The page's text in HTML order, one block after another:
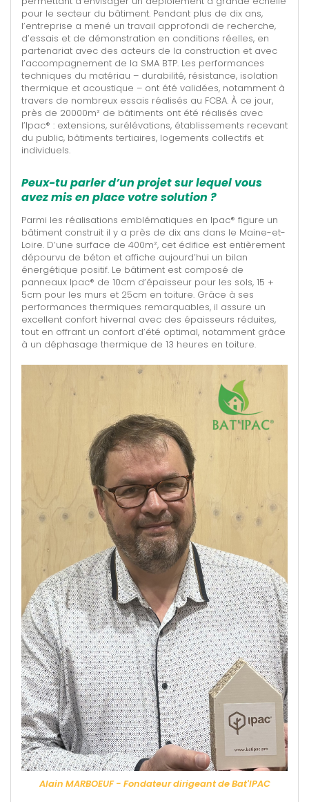
pour le secteur du bâtiment. Pendant plus de dix ans,
l’entreprise a mené un travail approfondi de recherche,
d’essais et de démonstration en conditions réelles, en
partenariat avec des acteurs de la construction et avec
l’accompagnement de la SMA BTP. Les performances
techniques du matériau – durabilité, résistance, isolation
thermique et acoustique – ont été validées, notamment à
travers de nombreux essais réalisés au FCBA. À ce jour,
près de 20000m² de bâtiments ont été réalisés avec
l’Ipac® : extensions, surélévations, établissements recevant
du public, bâtiments tertiaires, logements collectifs et
individuels.
Peux-tu parler d’un projet sur lequel vous
avez mis en place votre solution ?
Parmi les réalisations emblématiques en Ipac® figure un
bâtiment construit il y a près de dix ans dans le Maine-et-
Loire. D’une surface de 400m², cet édifice est entièrement
dépourvu de béton et affiche aujourd’hui un bilan
énergétique positif. Le bâtiment est composé de
panneaux Ipac® de 10cm d’épaisseur pour les sols, 15 +
5cm pour les murs et 25cm en toiture. Grâce à ses
performances thermiques remarquables, il assure un
excellent confort hivernal avec des épaisseurs réduites,
tout en offrant un confort d’été optimal, notamment grâce
à un déphasage thermique de 13 heures en toiture.
Alain MARBOEUF - Fondateur dirigeant de Bat'IPAC